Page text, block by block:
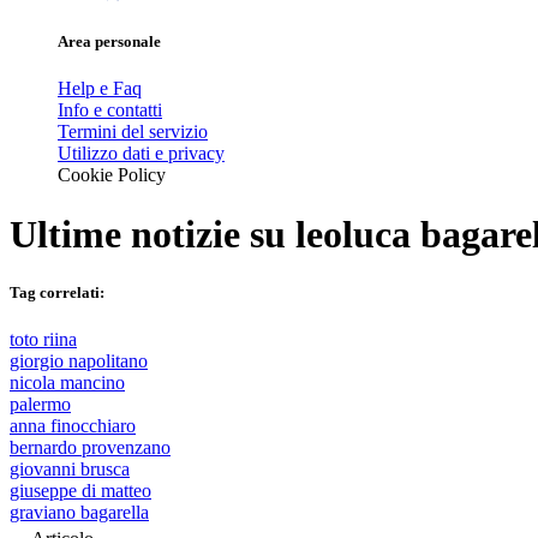
Area personale
Help e Faq
Info e contatti
Termini del servizio
Utilizzo dati e privacy
Cookie Policy
Ultime notizie su leoluca
Tag correlati:
toto riina
giorgio napolitano
nicola mancino
palermo
anna finocchiaro
bernardo provenzano
giovanni brusca
giuseppe di matteo
graviano bagarella